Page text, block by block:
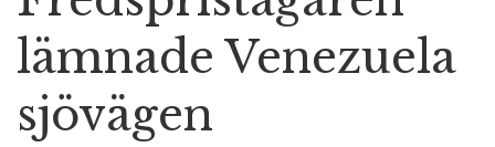
v
i
g
lämnade Venezuela
sjövägen